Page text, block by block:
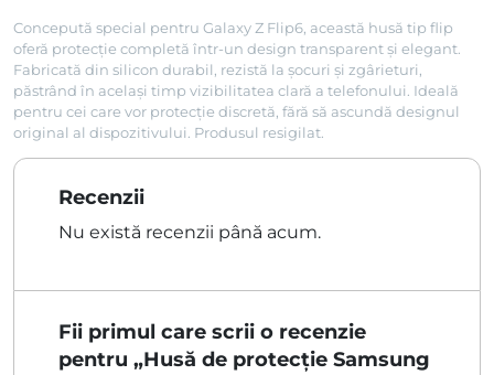
Flip6,
Transparentă
Concepută special pentru Galaxy Z Flip6, această husă tip flip
oferă protecție completă într-un design transparent și elegant.
Fabricată din silicon durabil, rezistă la șocuri și zgârieturi,
păstrând în același timp vizibilitatea clară a telefonului. Ideală
pentru cei care vor protecție discretă, fără să ascundă designul
original al dispozitivului. Produsul resigilat.
Recenzii
Nu există recenzii până acum.
Fii primul care scrii o recenzie
pentru „Husă de protecție Samsung